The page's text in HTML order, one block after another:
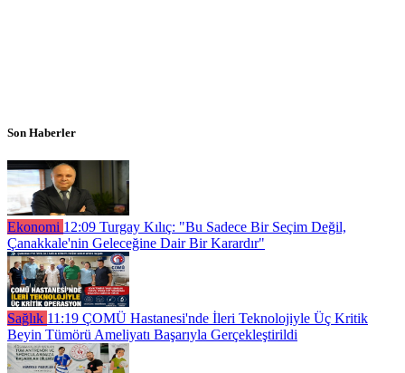
Son Haberler
Ekonomi 12:09 Turgay Kılıç: "Bu Sadece Bir Seçim Değil,
Çanakkale'nin Geleceğine Dair Bir Karardır"
Sağlık 11:19 ÇOMÜ Hastanesi'nde İleri Teknolojiyle Üç Kritik
Beyin Tümörü Ameliyatı Başarıyla Gerçekleştirildi